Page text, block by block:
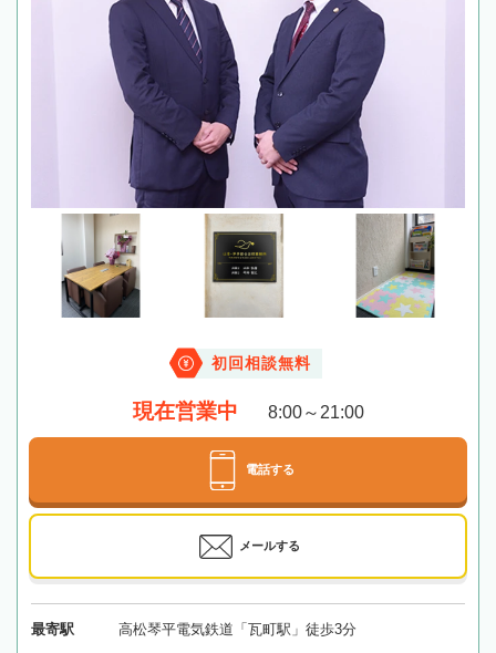
初回相談無料
現在営業中 8:00～21:00
電話する
メールする
最寄駅 高松琴平電気鉄道「瓦町駅」徒歩3分